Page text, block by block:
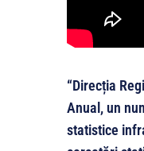
“Direcția
Anual, un
statistice